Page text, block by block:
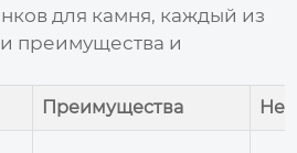
для камня, каждый из
преимущества и
Преимущества